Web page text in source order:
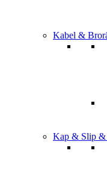
Kabel &
Kap & Slip